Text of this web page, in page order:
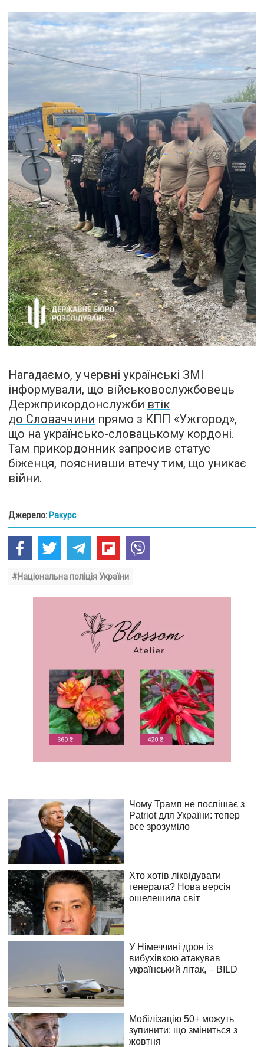
Нагадаємо, у червні українські ЗМІ
інформували, що військовослужбовець
Держприкордонслужби втік
до Словаччини прямо з КПП «Ужгород»,
що на українсько-словацькому кордоні.
Там прикордонник запросив статус
біженця, пояснивши втечу тим, що уникає
війни.
Джерело: Ракурс
#Національна поліція України